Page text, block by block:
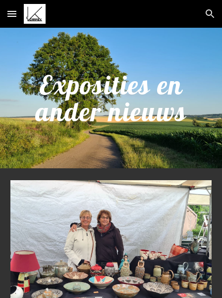
Skip to main content Skip to navigation
Exposities en
ander nieuws